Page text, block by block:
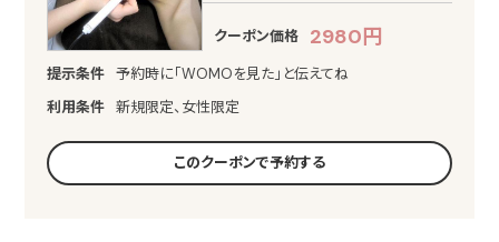
クーポン価格 2980円
提示条件
予約時に「WOMOを見た」と伝えてね
利用条件
新規限定、女性限定
このクーポンで予約する